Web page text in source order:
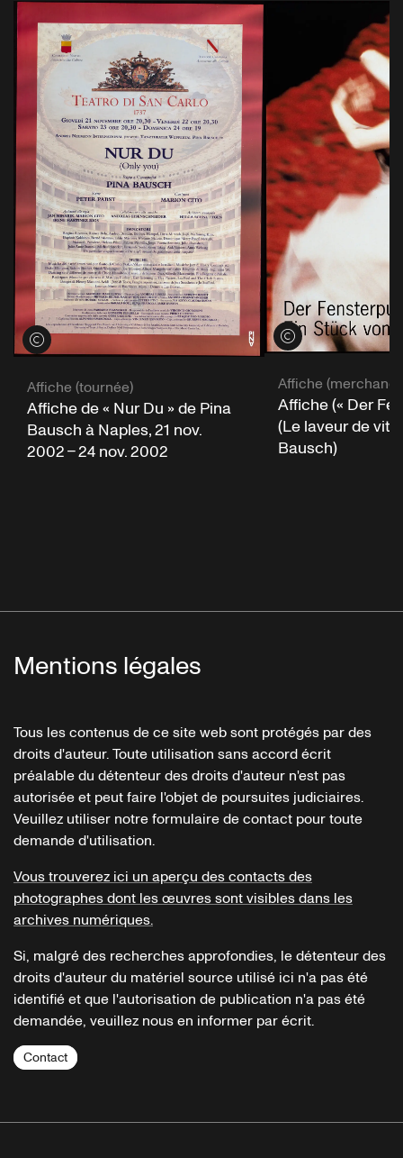
Voir les crédits
Affiche (tournée)
Affiche de « Nur Du » de Pina
Bausch à Naples, 21 nov.
2002 – 24 nov. 2002
Voir les crédits
Affiche
Affiche (« Der
(Le laveur de
Bausch)
Mentions légales
Tous les contenus de ce site web sont protégés par des
droits d'auteur. Toute utilisation sans accord écrit
préalable du détenteur des droits d'auteur n'est pas
autorisée et peut faire l'objet de poursuites judiciaires.
Veuillez utiliser notre formulaire de contact pour toute
demande d'utilisation.
Vous trouverez ici un aperçu des contacts des
photographes dont les œuvres sont visibles dans les
archives numériques.
Si, malgré des recherches approfondies, le détenteur des
droits d'auteur du matériel source utilisé ici n'a pas été
identifié et que l'autorisation de publication n'a pas été
demandée, veuillez nous en informer par écrit.
Contact